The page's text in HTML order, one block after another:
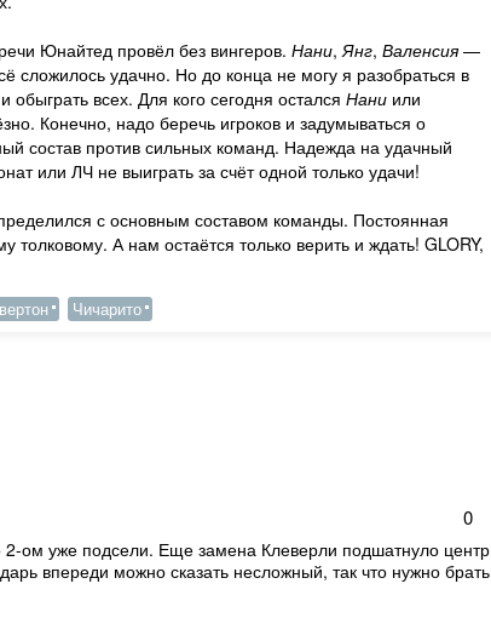
Юнайтед провёл без вингеров.Нани,Янг,Валенсия—
сложилось удачно. Но до конца не могу я разобраться в
всех. Для кого сегодня осталсяНани или
Конечно, надо беречь игроков и задумываться о
состав против сильных команд. Надежда на удачный
или ЛЧ не выиграть за счёт одной только удачи!
с основным составом команды. Постоянная
толковому. А нам остаётся только верить и ждать! GLORY,
Чичарито
0
ом уже подсели. Еще замена Клеверли подшатнуло центр
впереди можно сказать несложный, так что нужно брать